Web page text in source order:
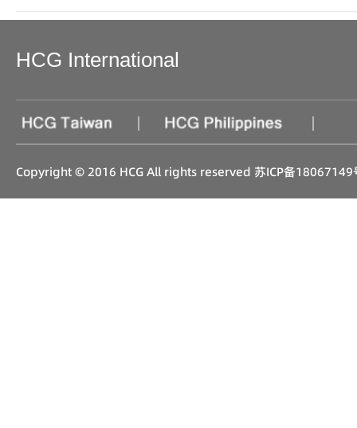
HCG International
| |
Copyright © 2016 HCG All rights reserved 苏ICP备